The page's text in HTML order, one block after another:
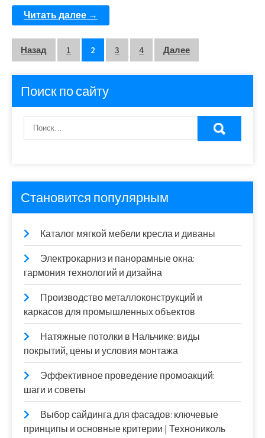
Читать далее →
Пагинация
записей
Назад 1 2 3 4 Далее
Поиск по сайту
Становится популярным
Каталог мягкой мебели кресла и диваны
Электрокарниз и панорамные окна:
гармония технологий и дизайна
Производство металлоконструкций и
каркасов для промышленных объектов
Натяжные потолки в Нальчике: виды
покрытий, цены и условия монтажа
Эффективное проведение промоакций:
шаги и советы
Выбор сайдинга для фасадов: ключевые
принципы и основные критерии | Технониколь